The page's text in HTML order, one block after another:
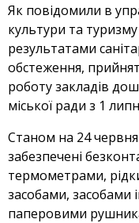
Як повідомили в
культури та
результатами
обстеження,
роботу закладів
міської ради з 1
Станом на 24
забезпечені
термометрами,
засобами, засобами
паперовими